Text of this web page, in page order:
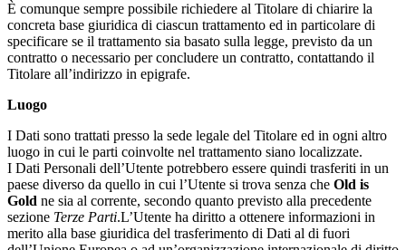
È comunque sempre possibile richiedere al Titolare di chiarire la
concreta base giuridica di ciascun trattamento ed in particolare di
specificare se il trattamento sia basato sulla legge, previsto da un
contratto o necessario per concludere un contratto, contattando il
Titolare all’indirizzo in epigrafe.
Luogo
I Dati sono trattati presso la sede legale del Titolare ed in ogni altro
luogo in cui le parti coinvolte nel trattamento siano localizzate.
I Dati Personali dell’Utente potrebbero essere quindi trasferiti in un
paese diverso da quello in cui l’Utente si trova senza che Old is
Gold ne sia al corrente, secondo quanto previsto alla precedente
sezione Terze Parti.L’Utente ha diritto a ottenere informazioni in
merito alla base giuridica del trasferimento di Dati al di fuori